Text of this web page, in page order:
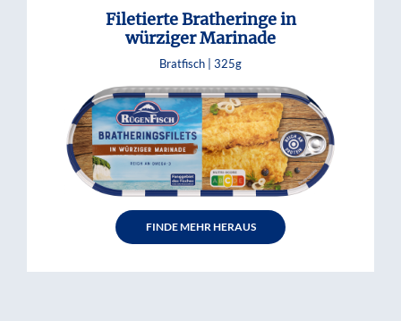
Filetierte Bratheringe in
würziger Marinade
Bratfisch | 325g
FINDE MEHR HERAUS